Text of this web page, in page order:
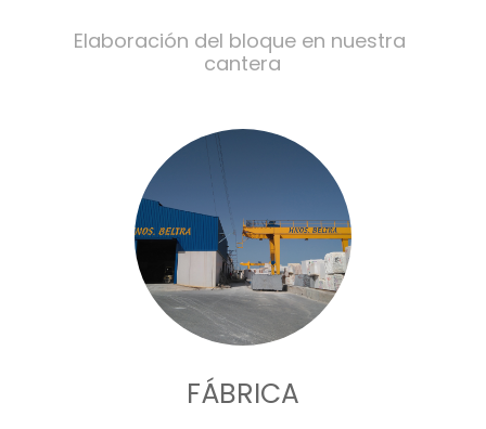
Elaboración del bloque en nuestra
cantera
FÁBRICA